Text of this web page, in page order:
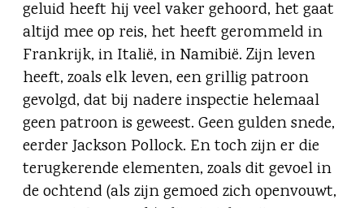
geluid heeft hij veel vaker gehoord, het gaat
altijd mee op reis, het heeft gerommeld in
Frankrijk, in Italië, in Namibië. Zijn leven
heeft, zoals elk leven, een grillig patroon
gevolgd, dat bij nadere inspectie helemaal
geen patroon is geweest. Geen gulden snede,
eerder Jackson Pollock. En toch zijn er die
terugkerende elementen, zoals dit gevoel in
de ochtend (als zijn gemoed zich openvouwt,